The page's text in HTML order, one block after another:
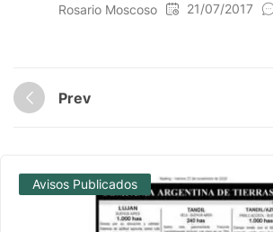
Rosario Moscoso 21/07/2017
Prev
Avisos Publicados